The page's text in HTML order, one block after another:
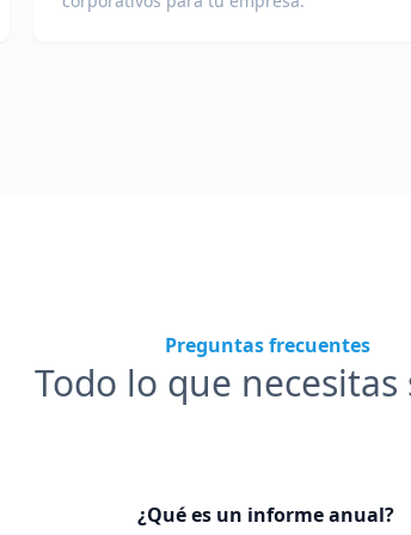
Preguntas frecuentes
Todo lo que necesitas
¿Qué es un informe anual?